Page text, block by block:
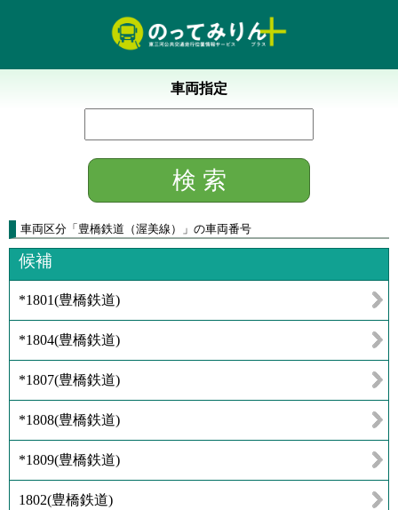
車両指定
車両区分 「 豊橋鉄道（渥美線） 」 の車両番号
候補
*1801(豊橋鉄道)
*1804(豊橋鉄道)
*1807(豊橋鉄道)
*1808(豊橋鉄道)
*1809(豊橋鉄道)
1802(豊橋鉄道)